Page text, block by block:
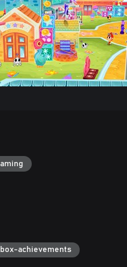
achievements